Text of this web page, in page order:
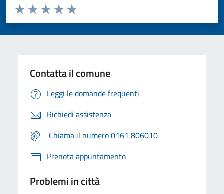
Valuta da 1 a 5 stelle la pagina
Valuta 5 stelle su 5
Valuta 4 stelle su 5
Valuta 3 stelle su 5
Valuta 2 stelle su 5
Valuta 1 stelle su 5
Contatta il comune
Leggi le domande frequenti
Richiedi assistenza
Chiama il numero 0161 806010
Prenota appuntamento
Problemi in città